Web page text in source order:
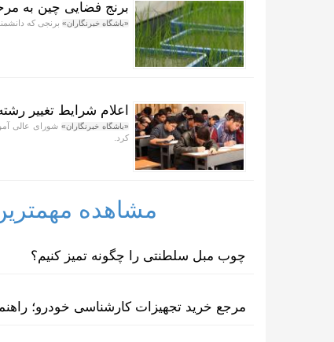
برنج فضایی چین به
«باشگاه خبرنگاران» برنجی که
اعلام شرایط تغییر
«باشگاه خبرنگاران»شورای عالی
کرد.
مشاهده
چوب مبل سلطنتی را چگونه تمیز کنیم؟
مرجع خرید تجهیزات کارشناسی خودرو؛